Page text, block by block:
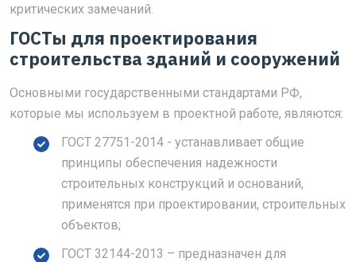
критических замечаний.
ГОСТы для проектирования
строительства зданий и сооружений
Основными государственными стандартами РФ,
которые мы используем в проектной работе, являются:
ГОСТ 27751-2014 - устанавливает общие
принципы обеспечения надежности
строительных конструкций и оснований,
применятся при проектировании, строительных
объектов;
ГОСТ 32144-2013 – предназначен для